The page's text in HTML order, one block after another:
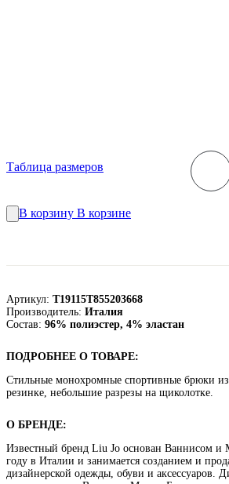
Таблица размеров
В корзину В корзине
Артикул: T19115T855203668
Производитель: Италия
Состав: 96% полиэстер, 4% эластан
ПОДРОБНЕЕ О ТОВАРЕ:
Стильные монохромные спортивные брюки из
резинке, небольшие разрезы на щиколотке.
О БРЕНДЕ:
Известный бренд Liu Jo основан Ваннисом и
году в Италии и занимается созданием и
дизайнерской одежды, обуви и аксессуаров.